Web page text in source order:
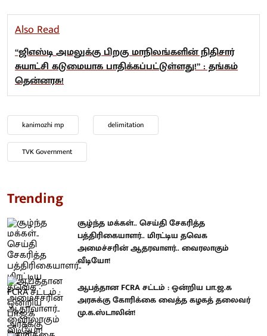
Also Read
“ஜிஎஸ்டி அமலுக்கு பிறகு மாநிலங்களின் நிதிசார்
சுயாட்சி கடுமையாக பாதிக்கப்பட்டுள்ளது!” : தங்கம்
தென்னரசு!
kanimozhi mp delimitation
TVK Government
Trending
சூழ்ந்த மக்கள்.. செய்தி சேகரித்த
பத்திரிகையாளர்.. மிரட்டிய தவெக
அமைச்சரின் ஆதரவாளர்.. வைரலாகும்
வீடியோ!
ஆபத்தான FCRA சட்டம் : ஒன்றிய பா.ஜ.க
அரசுக்கு கோரிக்கை வைத்த கழகத் தலைவர்
மு.க.ஸ்டாலின்!